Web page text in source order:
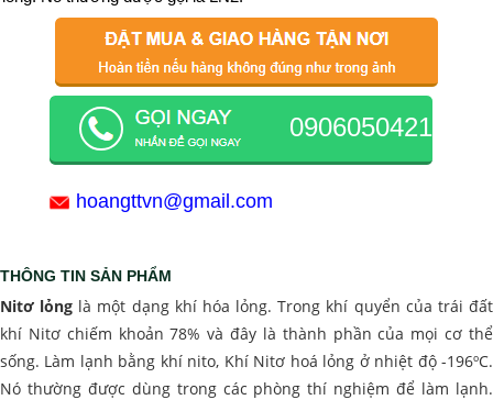
0906050421
hoangttvn@gmail.com
THÔNG TIN SẢN PHẨM
Nitơ lỏng là một dạng khí hóa lỏng. Trong khí quyển của trái đất
khí Nitơ chiếm khoản 78% và đây là thành phần của mọi cơ thể
sống. Làm lạnh bằng khí nito, Khí Nitơ hoá lỏng ở nhiệt độ -196ºC.
Nó thường được dùng trong các phòng thí nghiệm để làm lạnh.